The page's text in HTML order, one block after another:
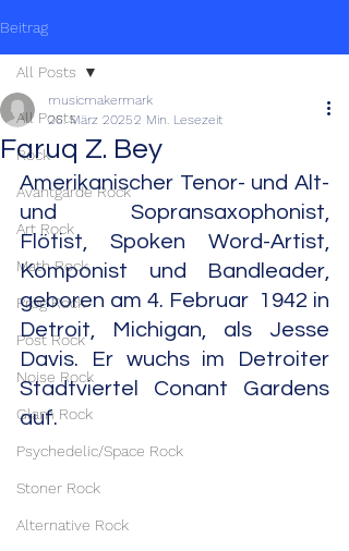
Beitrag
All Posts
Rock
Avantgarde Rock
Art Rock
Math Rock
Prog Rock
Post Rock
Noise Rock
Glam Rock
Psychedelic/Space Rock
Stoner Rock
Alternative Rock
All Posts
Faruq Z. Bey
musicmakermark
26. März 20252 Min. Lesezeit
Amerikanischer Tenor- und Alt-
und Sopransaxophonist,
Flötist, Spoken Word-Artist,
Komponist und Bandleader,
geboren am 4. Februar  1942 in
Detroit, Michigan, als Jesse
Davis. Er wuchs im Detroiter
Stadtviertel Conant Gardens
auf.